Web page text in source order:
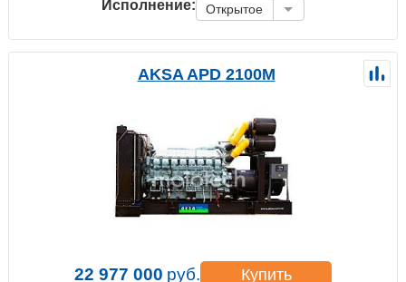
Исполнение: Открытое
AKSA APD 2100M
22 977 000 руб. Купить